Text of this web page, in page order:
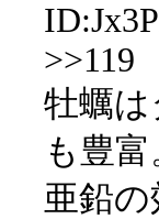
>>119
牡蠣
も豊富
亜鉛